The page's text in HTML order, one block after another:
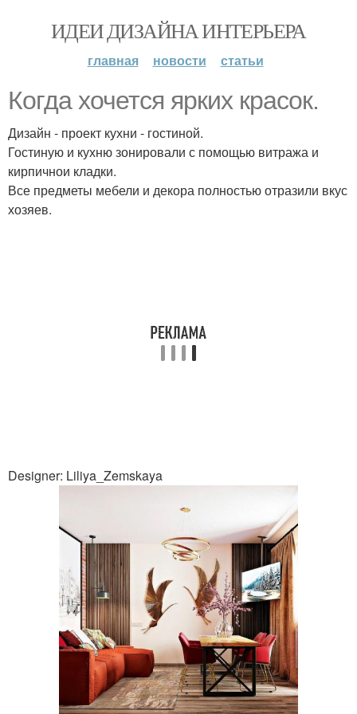
ИДЕИ ДИЗАЙНА ИНТЕРЬЕРА
главная новости статьи
Когда хочется ярких красок.
Дизайн - проект кухни - гостиной.
Гостиную и кухню зонировали с помощью витража и
кирпичнои кладки.
Все предметы мебели и декора полностью отразили вкус
хозяев.
Designer: Liliya_Zemskaya